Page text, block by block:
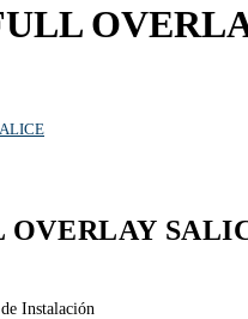
OVERLAY
Instalación